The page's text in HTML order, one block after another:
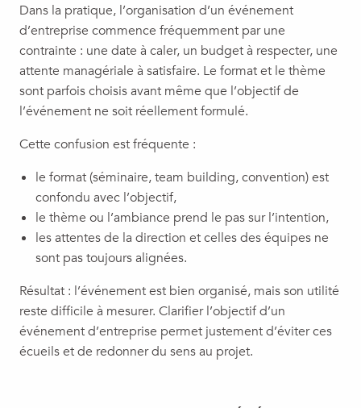
Dans la pratique, l’organisation d’un événement
d’entreprise commence fréquemment par une
contrainte : une date à caler, un budget à respecter, une
attente managériale à satisfaire. Le format et le thème
sont parfois choisis avant même que l’objectif de
l’événement ne soit réellement formulé.
Cette confusion est fréquente :
le format (séminaire, team building, convention) est
confondu avec l’objectif,
le thème ou l’ambiance prend le pas sur l’intention,
les attentes de la direction et celles des équipes ne
sont pas toujours alignées.
Résultat : l’événement est bien organisé, mais son utilité
reste difficile à mesurer. Clarifier l’objectif d’un
événement d’entreprise permet justement d’éviter ces
écueils et de redonner du sens au projet.